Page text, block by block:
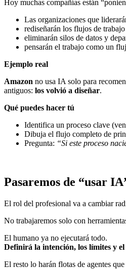
Hoy muchas compañías están
Las organizaciones que
rediseñarán los flujos de
eliminarán silos de datos y
pensarán el trabajo como un
Ejemplo real
Amazon no usa IA solo para
antiguos: los volvió a diseñar.
Qué puedes hacer tú
Identifica un proceso clave
Dibuja el flujo completo de
Pregunta: “Si este proceso
Pasaremos de “usar
El rol del profesional va a cambiar
No trabajaremos solo con
El humano ya no ejecutará todo.
Definirá la intención, los límites y
El resto lo harán flotas de agentes